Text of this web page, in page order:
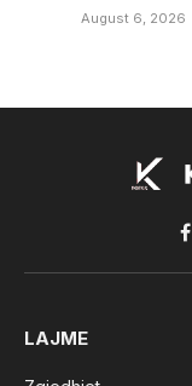
August 6, 2026
LAJME